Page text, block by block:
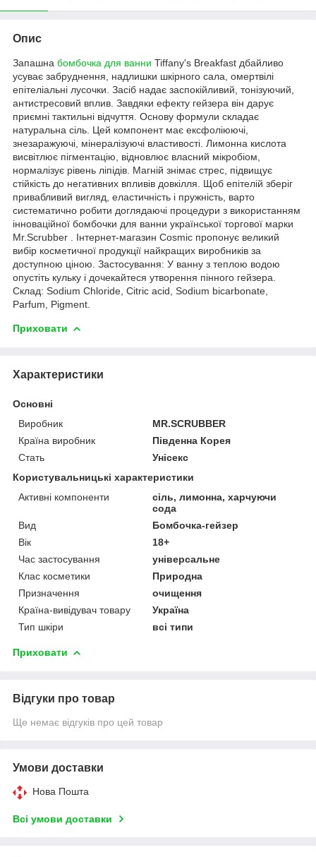
Опис
Запашна бомбочка для ванни Tiffany's Breakfast дбайливо
усуває забруднення, надлишки шкірного сала, омертвілі
епітеліальні лусочки. Засіб надає заспокійливий, тонізуючий,
антистресовий вплив. Завдяки ефекту гейзера він дарує
приємні тактильні відчуття. Основу формули складає
натуральна сіль. Цей компонент має ексфоліюючі,
знезаражуючі, мінералізуючі властивості. Лимонна кислота
висвітлює пігментацію, відновлює власний мікробіом,
нормалізує рівень ліпідів. Магній знімає стрес, підвищує
стійкість до негативних впливів довкілля. Щоб епітелій зберіг
привабливий вигляд, еластичність і пружність, варто
систематично робити доглядаючі процедури з використанням
інноваційної бомбочки для ванни української торгової марки
Mr.Scrubber . Інтернет-магазин Cosmic пропонує великий
вибір косметичної продукції найкращих виробників за
доступною ціною. Застосування: У ванну з теплою водою
опустіть кульку і дочекайтеся утворення пінного гейзера.
Склад: Sodium Chloride, Citric acid, Sodium bicarbonate,
Parfum, Pigment.
Приховати
Характеристики
Основні
Виробник
MR.SCRUBBER
Країна виробник
Південна Корея
Стать
Унісекс
Користувальницькі характеристики
Активні компоненти
сіль, лимонна, харчуючи
сода
Вид
Бомбочка-гейзер
Вік
18+
Час застосування
універсальне
Клас косметики
Природна
Призначення
очищення
Країна-вивідувач товару
Україна
Тип шкіри
всі типи
Приховати
Відгуки про товар
Ще немає відгуків про цей товар
Умови доставки
Нова Пошта
Всі умови доставки